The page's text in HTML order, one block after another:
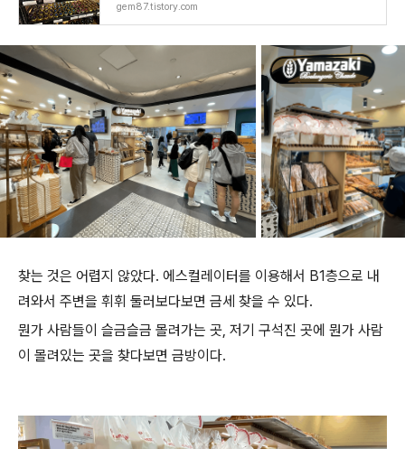
gem87.tistory.com
찾는 것은 어렵지 않았다. 에스컬레이터를 이용해서 B1층으로 내
려와서 주변을 휘휘 둘러보다보면 금세 찾을 수 있다.
뭔가 사람들이 슬금슬금 몰려가는 곳, 저기 구석진 곳에 뭔가 사람
이 몰려있는 곳을 찾다보면 금방이다.